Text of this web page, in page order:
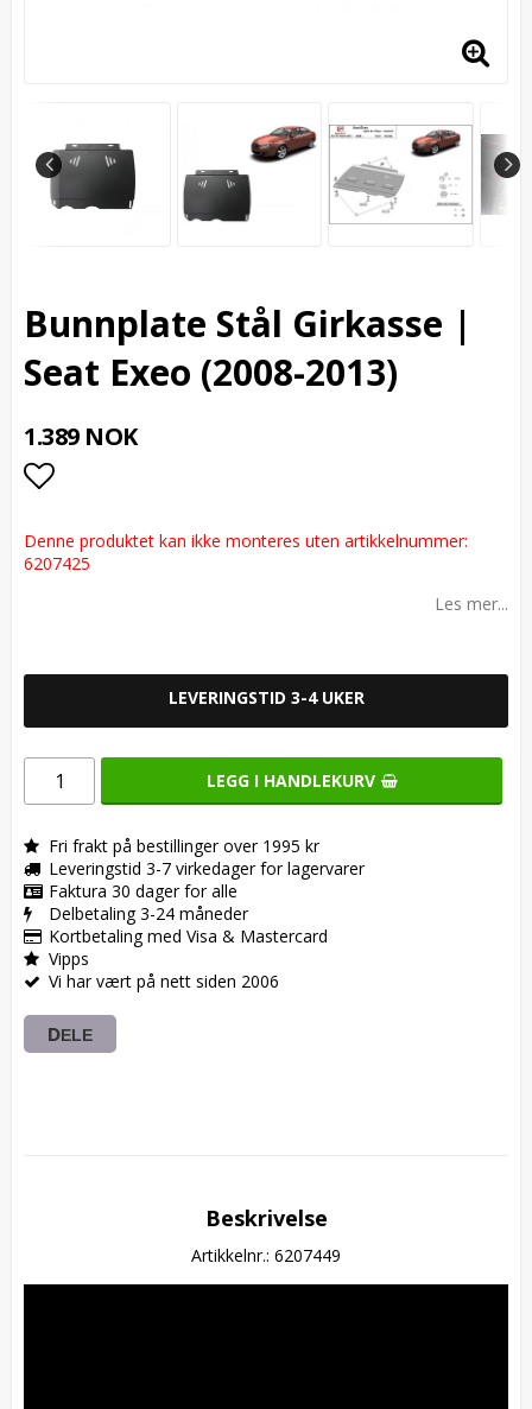
Bunnplate Stål Girkasse |
Seat Exeo (2008-2013)
1.389 NOK
Add to list of favorites
Denne produktet kan ikke monteres uten artikkelnummer:
6207425
Les mer...
LEVERINGSTID 3-4 UKER
LEGG I HANDLEKURV
Fri frakt på bestillinger over 1995 kr
Leveringstid 3-7 virkedager for lagervarer
Faktura 30 dager for alle
Delbetaling 3-24 måneder
Kortbetaling med Visa & Mastercard
Vipps
Vi har vært på nett siden 2006
DELE
Beskrivelse
Artikkelnr.: 6207449